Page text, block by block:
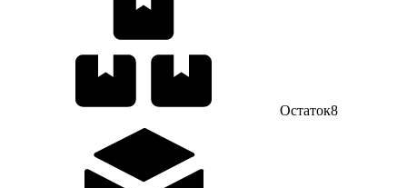
Остаток8